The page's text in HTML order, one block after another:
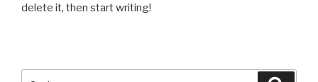
delete it, then start writing!